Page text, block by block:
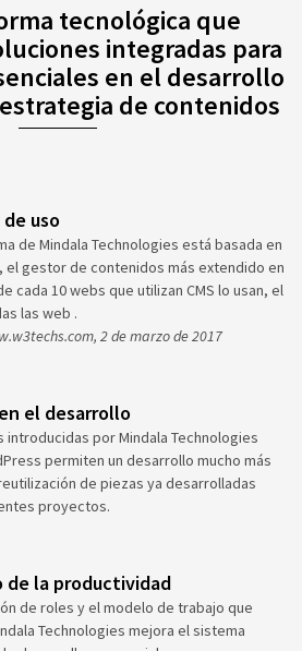
tecnológica que
integradas para
en el desarrollo
de contenidos
uso
de Mindala Technologies está basada en
el gestor de contenidos más extendido en
cada 10 webs que utilizan CMS lo usan, el
las web .
2 de marzo de 2017
el desarrollo
introducidas por Mindala Technologies
permiten un desarrollo mucho más
de piezas ya desarrolladas
proyectos.
de la productividad
de roles y el modelo de trabajo que
Technologies mejora el sistema